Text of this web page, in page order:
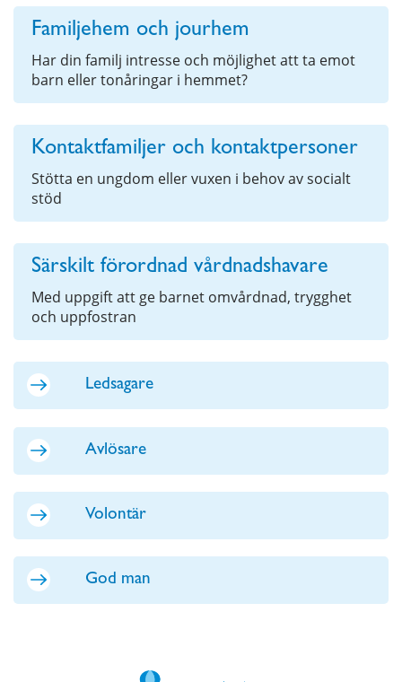
Familjehem och jourhem
Har din familj intresse och möjlighet att ta emot
barn eller tonåringar i hemmet?
Kontaktfamiljer och kontaktpersoner
Stötta en ungdom eller vuxen i behov av socialt
stöd
Särskilt förordnad vårdnadshavare
Med uppgift att ge barnet omvårdnad, trygghet
och uppfostran
Ledsagare
Avlösare
Volontär
God man